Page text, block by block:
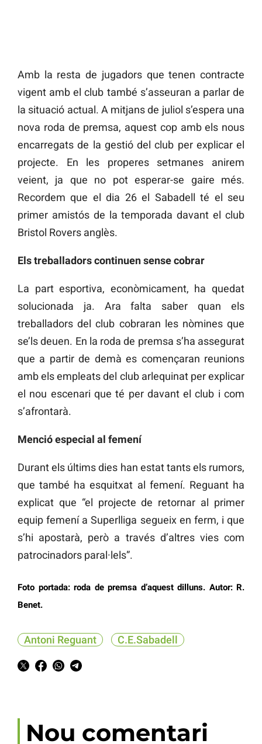
Amb la resta de jugadors que tenen contracte
vigent amb el club també s’asseuran a parlar de
la situació actual. A mitjans de juliol s’espera una
nova roda de premsa, aquest cop amb els nous
encarregats de la gestió del club per explicar el
projecte. En les properes setmanes anirem
veient, ja que no pot esperar-se gaire més.
Recordem que el dia 26 el Sabadell té el seu
primer amistós de la temporada davant el club
Bristol Rovers anglès.
Els treballadors continuen sense cobrar
La part esportiva, econòmicament, ha quedat
solucionada ja. Ara falta saber quan els
treballadors del club cobraran les nòmines que
se’ls deuen. En la roda de premsa s’ha assegurat
que a partir de demà es començaran reunions
amb els empleats del club arlequinat per explicar
el nou escenari que té per davant el club i com
s’afrontarà.
Menció especial al femení
Durant els últims dies han estat tants els rumors,
que també ha esquitxat al femení. Reguant ha
explicat que “el projecte de retornar al primer
equip femení a Superlliga segueix en ferm, i que
s’hi apostarà, però a través d’altres vies com
patrocinadors paral·lels”.
Foto portada: roda de premsa d’aquest dilluns. Autor: R.
Benet.
Antoni Reguant C.E.Sabadell
Nou comentari